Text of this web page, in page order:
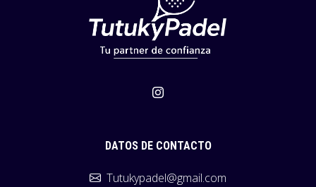
DATOS DE CONTACTO
Tutukypadel@gmail.com